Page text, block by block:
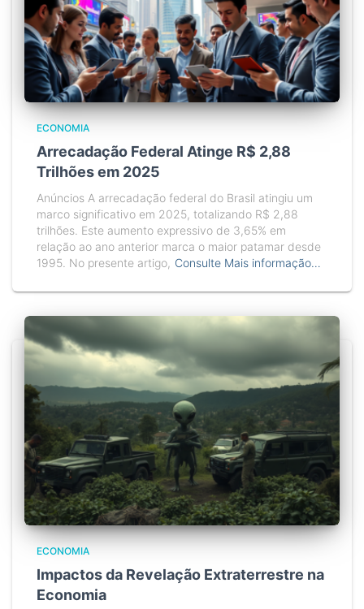
ECONOMIA
Arrecadação Federal Atinge R$ 2,88
Trilhões em 2025
Anúncios A arrecadação federal do Brasil atingiu um
marco significativo em 2025, totalizando R$ 2,88
trilhões. Este aumento expressivo de 3,65% em
relação ao ano anterior marca o maior patamar desde
1995. No presente artigo, Consulte Mais informação…
ECONOMIA
Impactos da Revelação Extraterrestre na
Economia